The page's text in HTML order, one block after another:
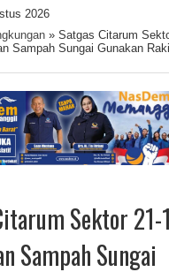
2026
» Satgas Citarum
Sampah Sungai Gunakan
Sektor 21-
Sampah Sungai